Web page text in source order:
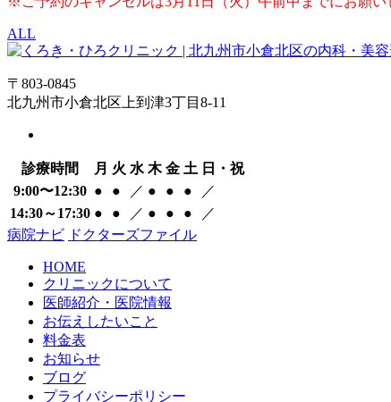
ALL
〒803-0845
北九州市小倉北区上到津3丁目8-11
診療時間 月 火 水 木 金 土 日・祝
9:00〜12:30 ● ● ／ ● ● ●
／
14:30～17:30 ● ● ／ ● ● ●
／
病院ナビ ドクターズファイル
HOME
クリニックについて
医師紹介・医院情報
お伝えしたいこと
料金表
お知らせ
ブログ
プライバシーポリシー